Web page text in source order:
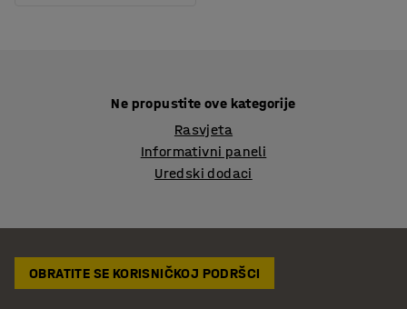
Ne propustite ove kategorije
Rasvjeta
Informativni paneli
Uredski dodaci
OBRATITE SE KORISNIČKOJ PODRŠCI